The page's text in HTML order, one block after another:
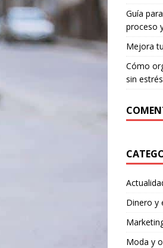
Guía
proceso
Mejora
Cómo
sin estrés
Dinero y
Moda y